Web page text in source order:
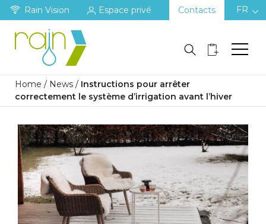
Rain Vision Espace privé Contacts FR
Home / News / Instructions pour arrêter
correctement le système d’irrigation avant l’hiver